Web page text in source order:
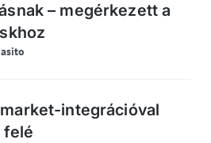
– megérkezett a
integrációval
felé